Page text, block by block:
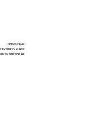
שעות פעילות
ימים א-ה: 9:00 עד 20:00
יום שישי 9:00 עד 15:00